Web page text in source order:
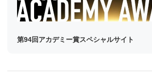
第94回アカデミー賞スペシャルサイト